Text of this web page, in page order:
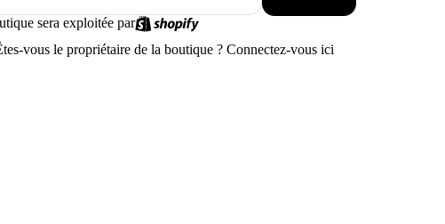
sera exploitée par
vous le propriétaire de la boutique ? Connectez-vous ici